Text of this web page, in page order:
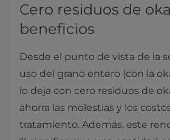
Cero residuos de
beneficios
Desde el punto de vista de la
uso del grano entero (con la
lo deja con cero residuos de
ahorra las molestias y los
tratamiento. Además, este